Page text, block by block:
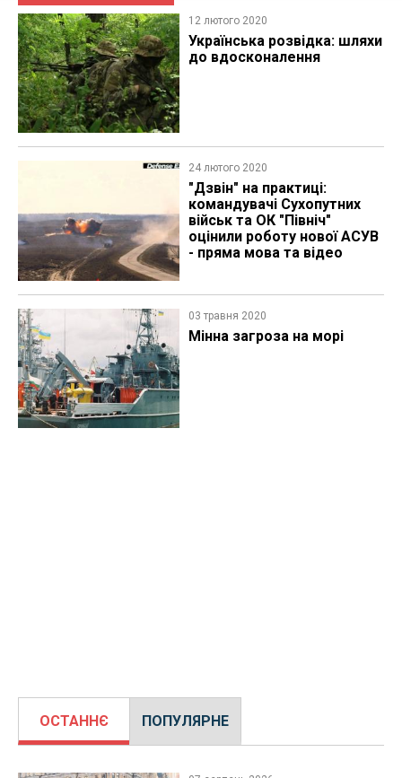
12 лютого 2020
Українська розвідка: шляхи
до вдосконалення
24 лютого 2020
"Дзвін" на практиці:
командувачі Сухопутних
військ та ОК "Північ"
оцінили роботу нової АСУВ
- пряма мова та відео
03 травня 2020
Мінна загроза на морі
ОСТАННЄ ПОПУЛЯРНЕ